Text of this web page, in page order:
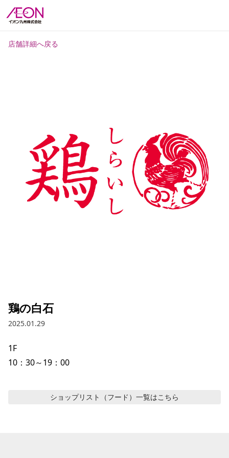
店舗詳細へ戻る
鶏の白石
2025.01.29
1F
10：30～19：00
ショップリスト（フード） 一覧はこちら